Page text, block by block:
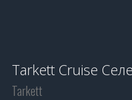
Tarkett Cruise
Tarkett